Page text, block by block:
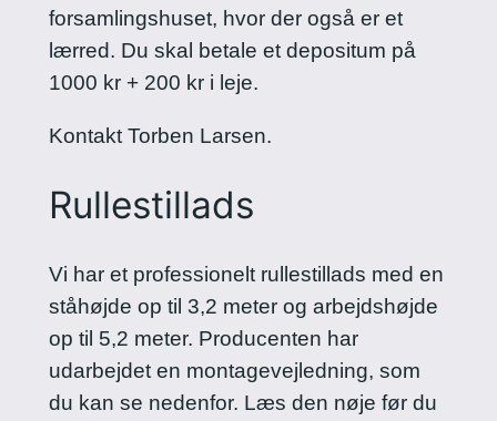
forsamlingshuset, hvor der også er et
lærred. Du skal betale et depositum på
1000 kr + 200 kr i leje.
Kontakt Torben Larsen.
Rullestillads
Vi har et professionelt rullestillads med en
ståhøjde op til 3,2 meter og arbejdshøjde
op til 5,2 meter. Producenten har
udarbejdet en montagevejledning, som
du kan se nedenfor. Læs den nøje før du